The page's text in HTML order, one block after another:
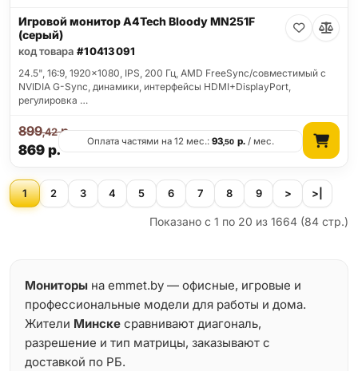
Игровой монитор A4Tech Bloody MN251F
(серый)
код товара #10413091
24.5", 16:9, 1920x1080, IPS, 200 Гц, AMD FreeSync/совместимый с
NVIDIA G-Sync, динамики, интерфейсы HDMI+DisplayPort,
регулировка …
869р.
899,42р.
Оплата частями на 12 мес.:93,50 р./ мес.
1 2 3 4 5 6 7 8 9 > >|
Показано с 1 по 20 из 1664 (84 стр.)
Мониторы на emmet.by — офисные, игровые и
профессиональные модели для работы и дома.
Жители Минске сравнивают диагональ,
разрешение и тип матрицы, заказывают с
доставкой по РБ.